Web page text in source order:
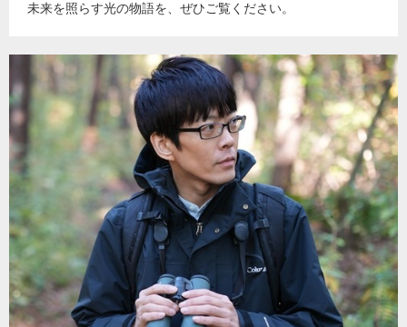
未来を照らす光の物語を、ぜひご覧ください。